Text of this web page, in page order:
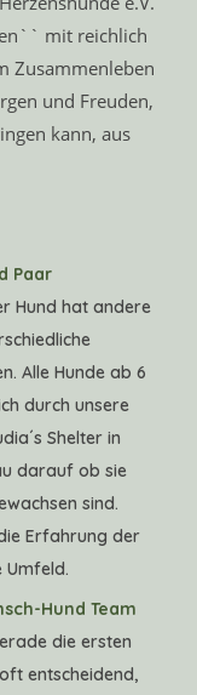
mit reichlich
Zusammenleben
und Freuden,
kann, aus
Paar
Hund hat andere
Alle Hunde ab 6
durch unsere
Shelter in
darauf ob sie
sind.
Erfahrung der
Umfeld.
Hund Team
die ersten
entscheidend,